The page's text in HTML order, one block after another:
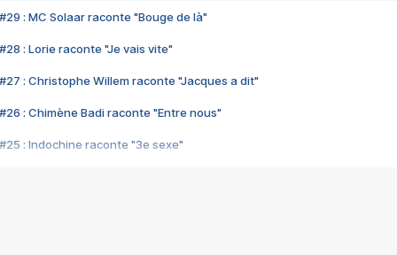
#29 : MC Solaar raconte "Bouge de là"
#28 : Lorie raconte "Je vais vite"
#27 : Christophe Willem raconte "Jacques a dit"
#26 : Chimène Badi raconte "Entre nous"
#25 : Indochine raconte "3e sexe"